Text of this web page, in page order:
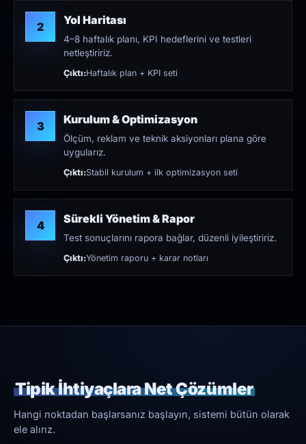
2 Yol Haritası
4–8 haftalık planı, KPI hedeflerini ve testleri
netleştiririz.
Çıktı:Haftalık plan + KPI seti
3 Kurulum & Optimizasyon
Ölçüm, reklam ve teknik aksiyonları plana göre
uygularız.
Çıktı:Stabil kurulum + ilk optimizasyon seti
4 Sürekli Yönetim & Rapor
Test sonuçlarını rapora bağlar, düzenli iyileştiririz.
Çıktı:Yönetim raporu + karar notları
Tipik İhtiyaçlara Net Çözümler
Hangi noktadan başlarsanız başlayın, sistemi bütün olarak
ele alırız.